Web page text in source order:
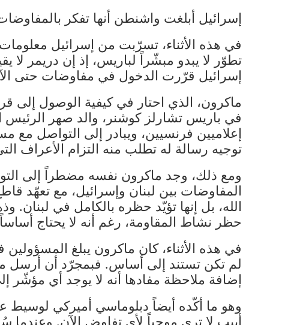
إسرائيل أبلغت واشنطن أنها تفكر
في هذه الأثناء، تسرّبت من إسرائيل معلومات
تطوّر لا يبدو مبشّراً لباريس، إذ إن دريمر لا
إسرائيل قرّرت الدخول في مفاوضات حتى
ماكرون، الذي احتار في كيفية الوصول إلى
في باريس تشارلز كوشنر، والد صهر الرئيس
إعلاميين فرنسيين، ويبادر إلى التواصل
توجيه رسالة له تطلب منه التزام الأعراف
ومع ذلك، وجد ماكرون نفسه مضطراً إلى
المفاوضات بين لبنان وإسرائيل، مع تعهّد
الله، بل إنها تؤيّد حظره بالكامل في
حظر نشاط المقاومة، رغم أنه لا يحتاج
في هذه الأثناء، كان ماكرون يبلغ
لم تكن تستند إلى أساس. فبمجرّد أن أرسل
إضافة ملاحظة مفادها أنه لا يوجد أي
وهو ما أكّده أيضاً دبلوماسي أميركي لوسيط
أبيب لا ترى موجباً لأي تفاوض الآن. وعندما